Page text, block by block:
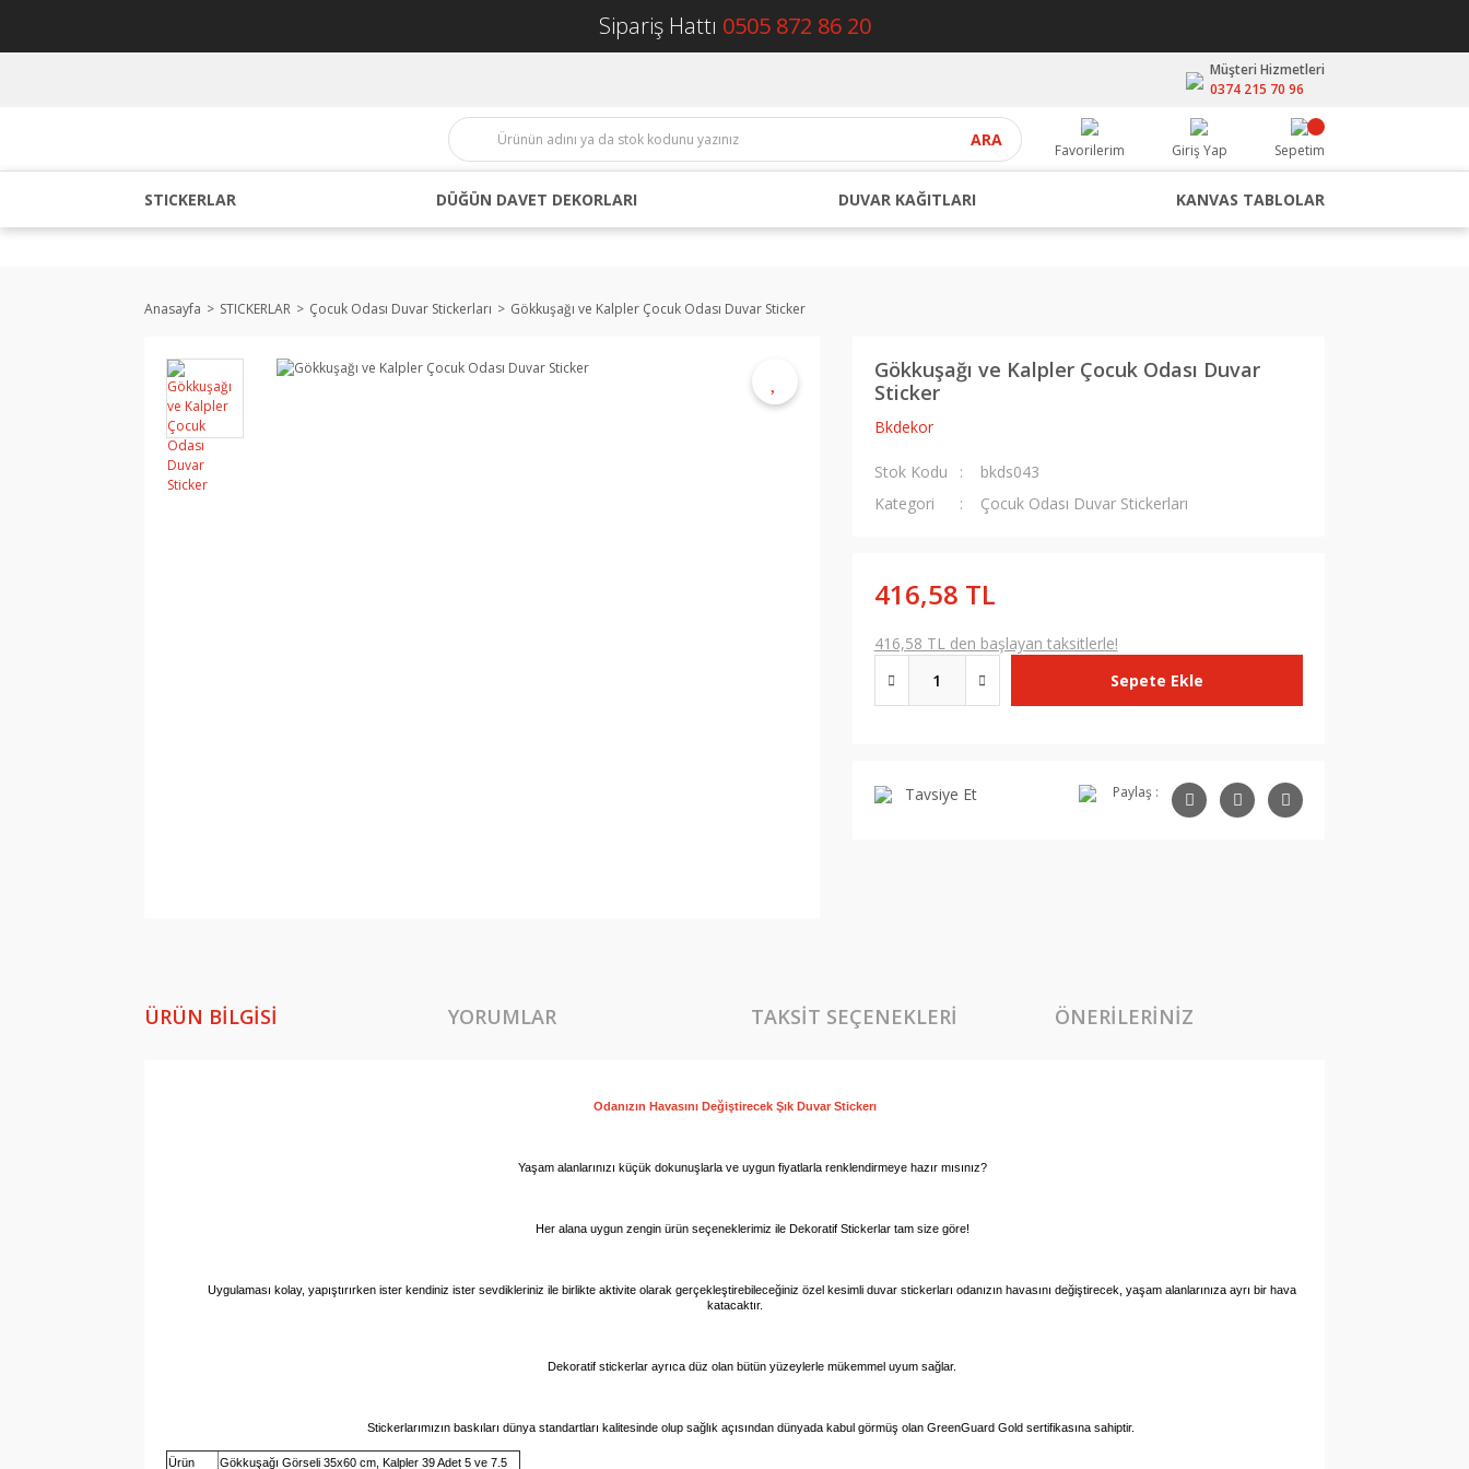
Sipariş Hattı 0505 872 86 20
Müşteri Hizmetleri
0374 215 70 96
ARA
Favorilerim Giriş Yap Sepetim
STICKERLAR DÜĞÜN DAVET DEKORLARI DUVAR KAĞITLARI KANVAS TABLOLAR
Anasayfa STICKERLAR Çocuk Odası Duvar Stickerları Gökkuşağı ve Kalpler Çocuk Odası Duvar Sticker
Gökkuşağı ve Kalpler Çocuk Odası Duvar
Sticker
Bkdekor
Stok Kodu
bkds043
Kategori
Çocuk Odası Duvar Stickerları
416,58 TL
416,58 TL den başlayan taksitlerle!
Sepete Ekle
Tavsiye Et Paylaş :
ÜRÜN BILGISI YORUMLAR TAKSIT SEÇENEKLERI ÖNERILERINIZ
Odanızın Havasını Değiştirecek Şık Duvar Stickerı
Yaşam alanlarınızı küçük dokunuşlarla ve uygun fiyatlarla renklendirmeye hazır mısınız?
Her alana uygun zengin ürün seçeneklerimiz ile Dekoratif Stickerlar tam size göre!
Uygulaması kolay, yapıştırırken ister kendiniz ister sevdikleriniz ile birlikte aktivite olarak gerçekleştirebileceğiniz özel kesimli duvar stickerları odanızın havasını değiştirecek, yaşam alanlarınıza ayrı bir hava
katacaktır.
Dekoratif stickerlar ayrıca düz olan bütün yüzeylerle mükemmel uyum sağlar.
Stickerlarımızın baskıları dünya standartları kalitesinde olup sağlık açısından dünyada kabul görmüş olan GreenGuard Gold sertifikasına sahiptir.
Ürün
Gökkuşağı Görseli 35x60 cm, Kalpler 39 Adet 5 ve 7.5